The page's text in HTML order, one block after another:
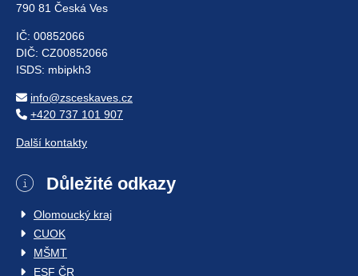
790 81 Česká Ves
IČ: 00852066
DIČ: CZ00852066
ISDS: mbipkh3
info@zsceskaves.cz
+420 737 101 907
Další kontakty
Důležité odkazy
Olomoucký kraj
CUOK
MŠMT
ESF ČR